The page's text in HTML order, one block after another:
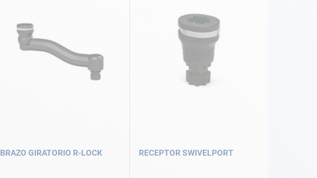
BRAZO GIRATORIO R-LOCK RECEPTOR SWIVELPORT